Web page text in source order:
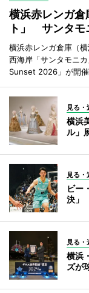
横浜赤レンガ倉
ト」 サンタ
横浜赤レンガ倉庫（
西海岸「サンタモニ
Sunset 2026」が開催
見る・
横浜
ル」
見る・
ビー
決」
見る・
横浜
ズが